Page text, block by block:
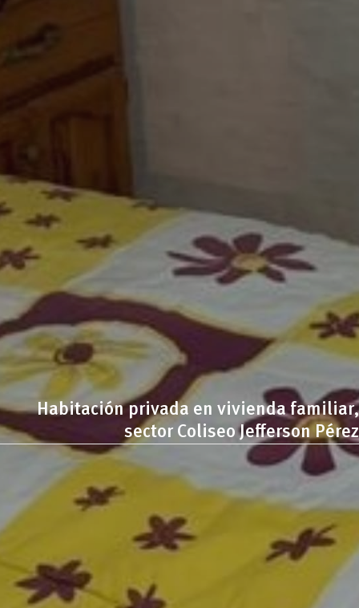
Habitación privada en vivienda familiar,
sector Coliseo Jefferson Pérez